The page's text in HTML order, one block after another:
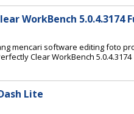
WorkBench 5.0.4.3174
mencari software editing foto
Clear WorkBench 5.0.4.3174
Lite